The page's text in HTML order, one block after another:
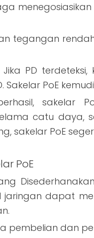
tegangan
Jika PD
Sakelar PoE
catu daya,
sakelar PoE
PoE
jaringan dapat
pembelian dan